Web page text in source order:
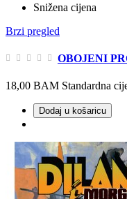
Snižena cijena
Brzi pregled
OBOJENI
18,00 BAM Standardna
Dodaj u košaricu